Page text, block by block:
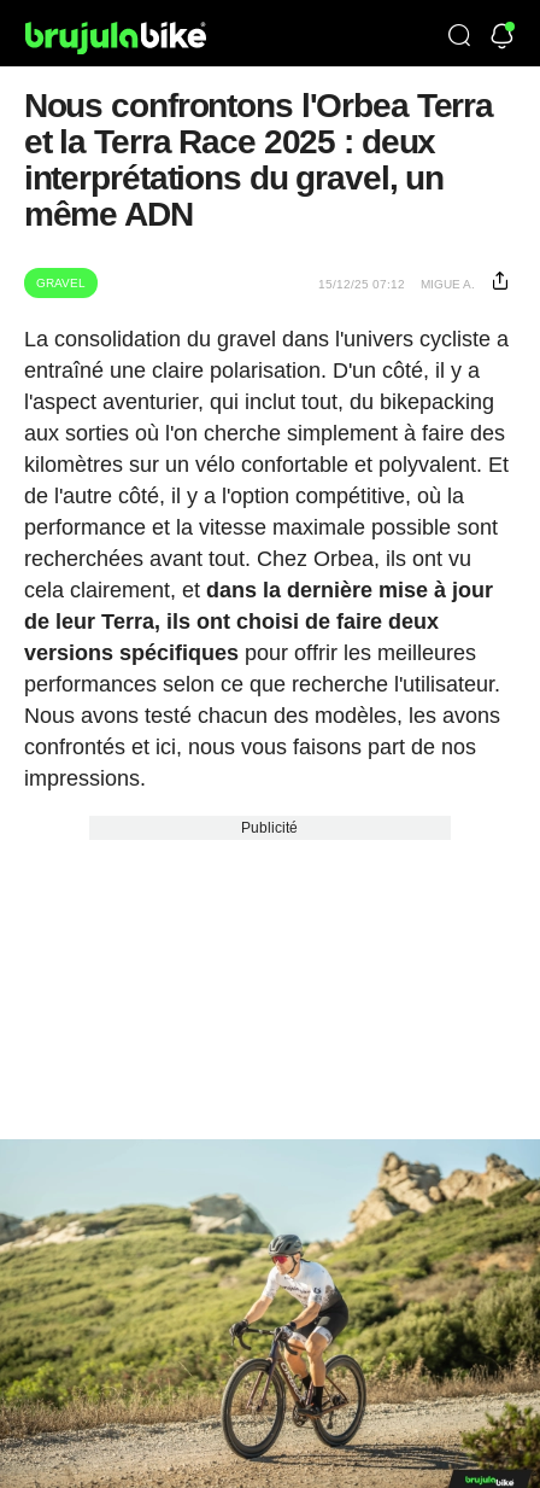
Nous confrontons l'Orbea Terra
et la Terra Race 2025 : deux
interprétations du gravel, un
même ADN
GRAVEL 15/12/25 07:12 MIGUE A.
La consolidation du gravel dans l'univers cycliste a
entraîné une claire polarisation. D'un côté, il y a
l'aspect aventurier, qui inclut tout, du bikepacking
aux sorties où l'on cherche simplement à faire des
kilomètres sur un vélo confortable et polyvalent. Et
de l'autre côté, il y a l'option compétitive, où la
performance et la vitesse maximale possible sont
recherchées avant tout. Chez Orbea, ils ont vu
cela clairement, et dans la dernière mise à jour
de leur Terra, ils ont choisi de faire deux
versions spécifiquespour offrir les meilleures
performances selon ce que recherche l'utilisateur.
Nous avons testé chacun des modèles, les avons
confrontés et ici, nous vous faisons part de nos
impressions.
Publicité